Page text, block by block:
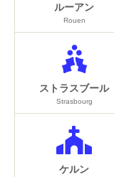
ルーアン
Rouen
ストラスブール
Strasbourg
ケルン